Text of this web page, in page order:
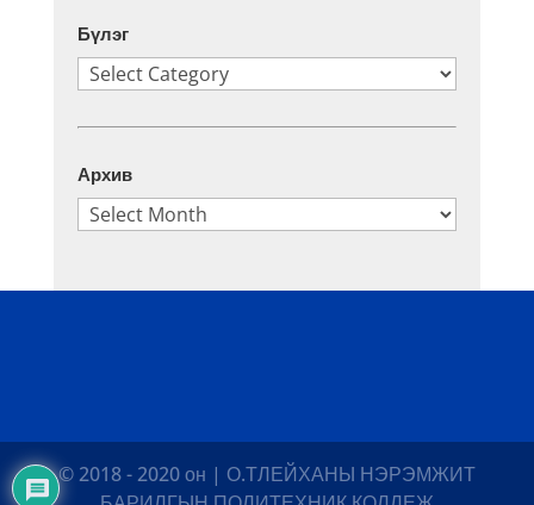
Бүлэг
Бүлэг
Архив
Архив
© 2018 - 2020 он | О.ТЛЕЙХАНЫ НЭРЭМЖИТ